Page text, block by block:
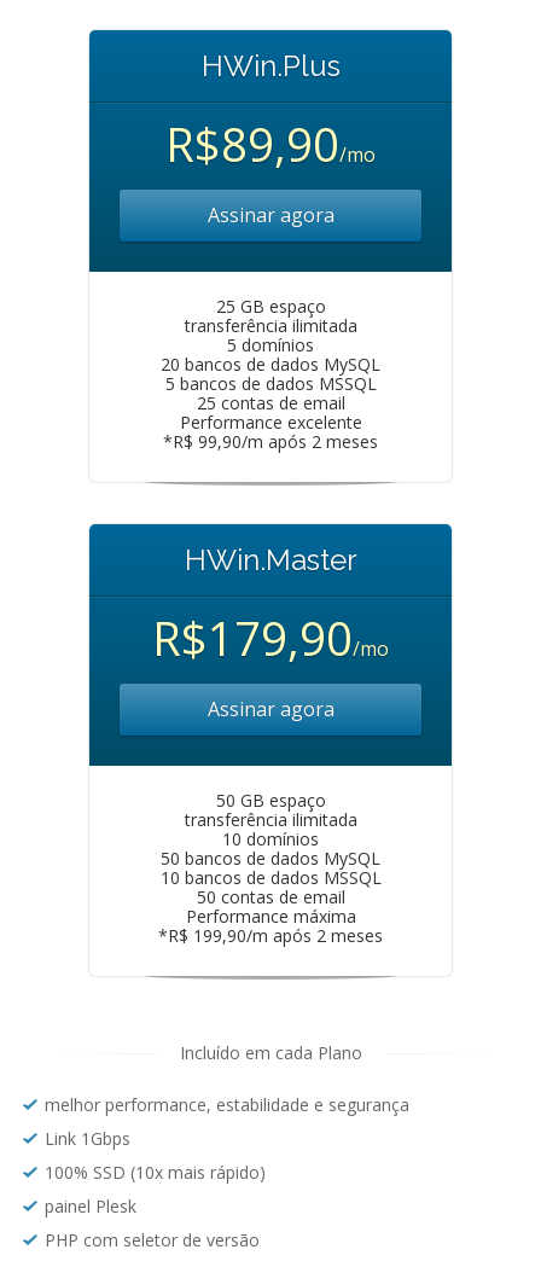
HWin.Plus
R$89,90/mo
Assinar agora
25 GB espaço
transferência ilimitada
5 domínios
20 bancos de dados MySQL
5 bancos de dados MSSQL
25 contas de email
Performance excelente
*R$ 99,90/m após 2 meses
HWin.Master
R$179,90/mo
Assinar agora
50 GB espaço
transferência ilimitada
10 domínios
50 bancos de dados MySQL
10 bancos de dados MSSQL
50 contas de email
Performance máxima
*R$ 199,90/m após 2 meses
Incluído em cada Plano
melhor performance, estabilidade e segurança
Link 1Gbps
100% SSD (10x mais rápido)
painel Plesk
PHP com seletor de versão